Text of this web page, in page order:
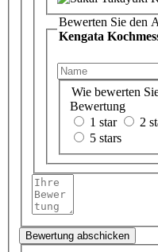
Bewerten Sie den
Kengata
Wie bewerten
Bewertung
1 star
2
5 stars
Bewertung abschicken